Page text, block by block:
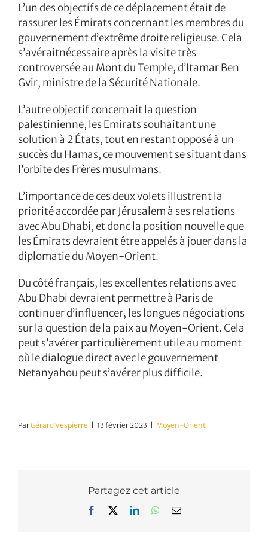
L’un des objectifs de ce déplacement était de
rassurer les Émirats concernant les membres du
gouvernement d’extrême droite religieuse. Cela
s’avéraitnécessaire après la visite très
controversée au Mont du Temple, d’Itamar Ben
Gvir, ministre de la Sécurité Nationale.
L’autre objectif concernait la question
palestinienne, les Emirats souhaitant une
solution à 2 États, tout en restant opposé à un
succès du Hamas, ce mouvement se situant dans
l’orbite des Frères musulmans.
L’importance de ces deux volets illustrent la
priorité accordée par Jérusalem à ses relations
avec Abu Dhabi, et donc la position nouvelle que
les Émirats devraient être appelés à jouer dans la
diplomatie du Moyen-Orient.
Du côté français, les excellentes relations avec
Abu Dhabi devraient permettre à Paris de
continuer d’influencer, les longues négociations
sur la question de la paix au Moyen-Orient. Cela
peut s’avérer particulièrement utile au moment
où le dialogue direct avec le gouvernement
Netanyahou peut s’avérer plus difficile.
ParGérard Vespierre | 13 février 2023 | Moyen-Orient
Partagez cet article
Facebook LinkedInWhatsApp
Email